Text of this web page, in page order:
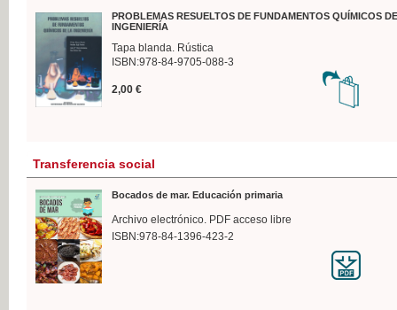
PROBLEMAS RESUELTOS DE FUNDAMENTOS QUÍMICOS
INGENIERÍA
Tapa blanda. Rústica
ISBN:978-84-9705-088-3
2,00 €
Transferencia social
Bocados de mar. Educación primaria
Archivo electrónico. PDF acceso libre
ISBN:978-84-1396-423-2